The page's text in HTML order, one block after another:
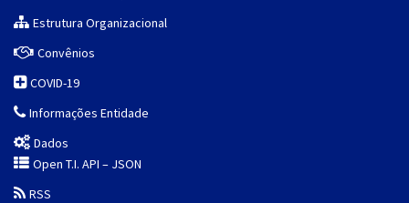
Estrutura Organizacional
Convênios
COVID-19
Informações Entidade
Dados
Open T.I. API – JSON
RSS